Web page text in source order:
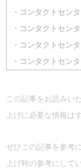
・コンタクトセン
・コンタクトセン
・コンタクトセン
・コンタクトセン
この記事をお読みい
上げに必要な情報は
ぜひこの記事を参考
上げ時の参考にして